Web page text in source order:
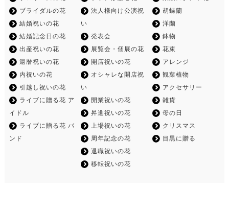
ブライダルの花
結婚祝いの花
結婚記念日の花
出産祝いの花
還暦祝いの花
内祝いの花
引越し祝いの花
ライブに贈る花 ア
イドル
ライブに贈る花 バ
ンド
法人様向け公演祝
い
発表会
展覧会・個展の花
開店祝いの花
オシャレな開店祝
い
開業祝いの花
昇進祝いの花
上場祝いの花
周年記念の花
退職祝いの花
移転祝いの花
胡蝶蘭
洋蘭
鉢物
花束
アレンジ
観葉植物
アクセサリー
雑貨
母の日
クリスマス
目黒に贈る